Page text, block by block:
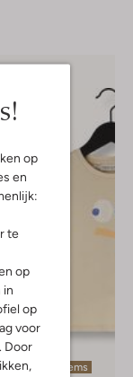
op
en
te
op
in
op
voor
Door
Laatste items